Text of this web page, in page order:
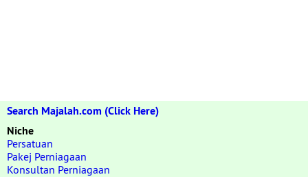
Search Majalah.com (Click Here)
Niche
Persatuan
Pakej Perniagaan
Konsultan Perniagaan